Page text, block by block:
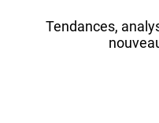
Tendances,